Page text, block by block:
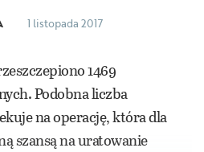
1 listopada 2017
1469
Podobna liczba
na operację, która dla
szansą na uratowanie